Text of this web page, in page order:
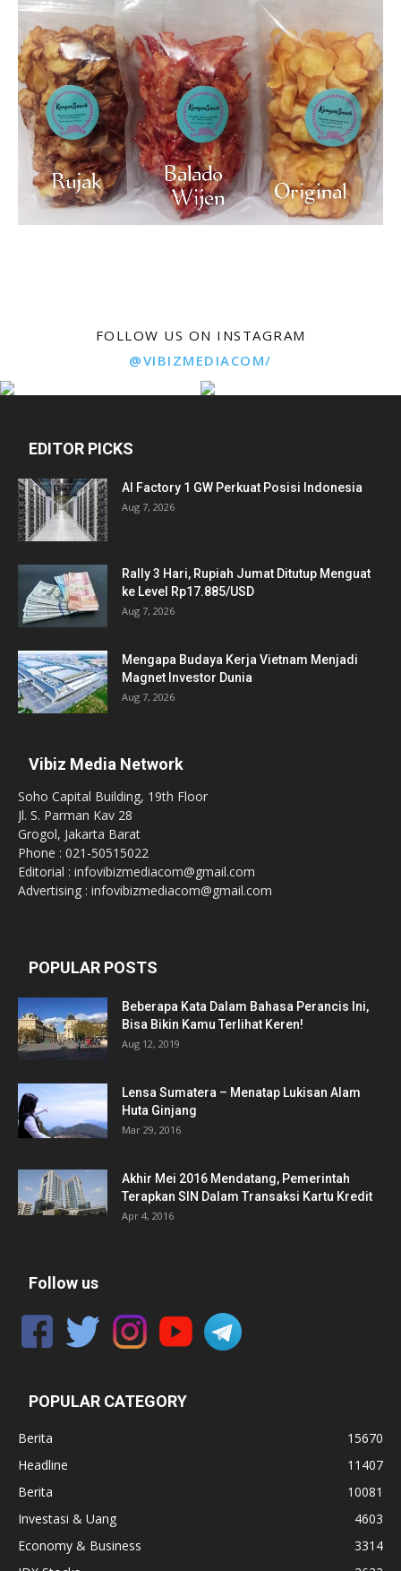
FOLLOW US ON INSTAGRAM
@VIBIZMEDIACOM/
EDITOR PICKS
AI Factory 1 GW Perkuat Posisi Indonesia
Aug 7, 2026
Rally 3 Hari, Rupiah Jumat Ditutup Menguat
ke Level Rp17.885/USD
Aug 7, 2026
Mengapa Budaya Kerja Vietnam Menjadi
Magnet Investor Dunia
Aug 7, 2026
Vibiz Media Network
Soho Capital Building, 19th Floor
Jl. S. Parman Kav 28
Grogol, Jakarta Barat
Phone : 021-50515022
Editorial : infovibizmediacom@gmail.com
Advertising : infovibizmediacom@gmail.com
POPULAR POSTS
Beberapa Kata Dalam Bahasa Perancis Ini,
Bisa Bikin Kamu Terlihat Keren!
Aug 12, 2019
Lensa Sumatera – Menatap Lukisan Alam
Huta Ginjang
Mar 29, 2016
Akhir Mei 2016 Mendatang, Pemerintah
Terapkan SIN Dalam Transaksi Kartu Kredit
Apr 4, 2016
Follow us
POPULAR CATEGORY
Berita
15670
Headline
11407
Berita
10081
Investasi & Uang
4603
Economy & Business
3314